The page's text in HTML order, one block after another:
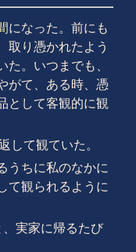
になった。前にも
取り憑かれたよう
た。いつまでも、
がて、ある時、憑
として客観的に観
して観ていた。
うちに私のなかに
て観られるように
実家に帰るたび